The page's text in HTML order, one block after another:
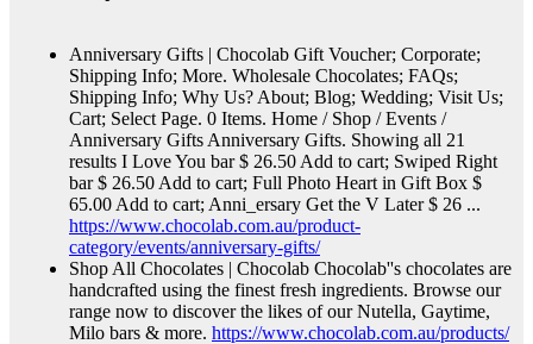
Anniversary Gifts | Chocolab Gift Voucher; Corporate;
Shipping Info; More. Wholesale Chocolates; FAQs;
Shipping Info; Why Us? About; Blog; Wedding; Visit Us;
Cart; Select Page. 0 Items. Home / Shop / Events /
Anniversary Gifts Anniversary Gifts. Showing all 21
results I Love You bar $ 26.50 Add to cart; Swiped Right
bar $ 26.50 Add to cart; Full Photo Heart in Gift Box $
65.00 Add to cart; Anni_ersary Get the V Later $ 26 ...
https://www.chocolab.com.au/product-
category/events/anniversary-gifts/
Shop All Chocolates | Chocolab Chocolab''s chocolates are
handcrafted using the finest fresh ingredients. Browse our
range now to discover the likes of our Nutella, Gaytime,
Milo bars & more. https://www.chocolab.com.au/products/